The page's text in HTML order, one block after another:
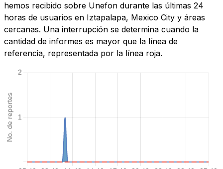
hemos recibido sobre Unefon durante las últimas 24
horas de usuarios en Iztapalapa, Mexico City y áreas
cercanas. Una interrupción se determina cuando la
cantidad de informes es mayor que la línea de
referencia, representada por la línea roja.